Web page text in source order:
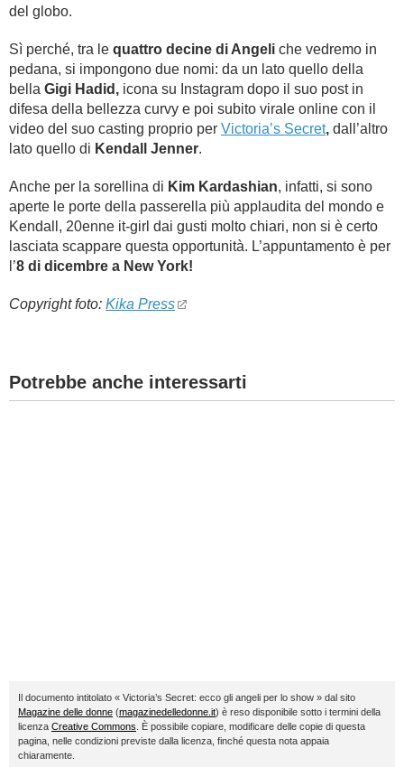
del globo.
Sì perché, tra le quattro decine di Angeli che vedremo in
pedana, si impongono due nomi: da un lato quello della
bella Gigi Hadid, icona su Instagram dopo il suo post in
difesa della bellezza curvy e poi subito virale online con il
video del suo casting proprio per Victoria’s Secret, dall’altro
lato quello di Kendall Jenner.
Anche per la sorellina di Kim Kardashian, infatti, si sono
aperte le porte della passerella più applaudita del mondo e
Kendall, 20enne it-girl dai gusti molto chiari, non si è certo
lasciata scappare questa opportunità. L’appuntamento è per
l’8 di dicembre a New York!
Copyright foto: Kika Press
Potrebbe anche interessarti
Il documento intitolato « Victoria’s Secret: ecco gli angeli per lo show » dal sito
Magazine delle donne (magazinedelledonne.it) è reso disponibile sotto i termini della
licenza Creative Commons . È possibile copiare, modificare delle copie di questa
pagina, nelle condizioni previste dalla licenza, finché questa nota appaia
chiaramente.